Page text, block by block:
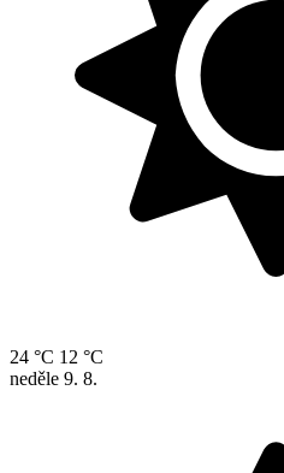
24 °C 12 °C
neděle 9. 8.